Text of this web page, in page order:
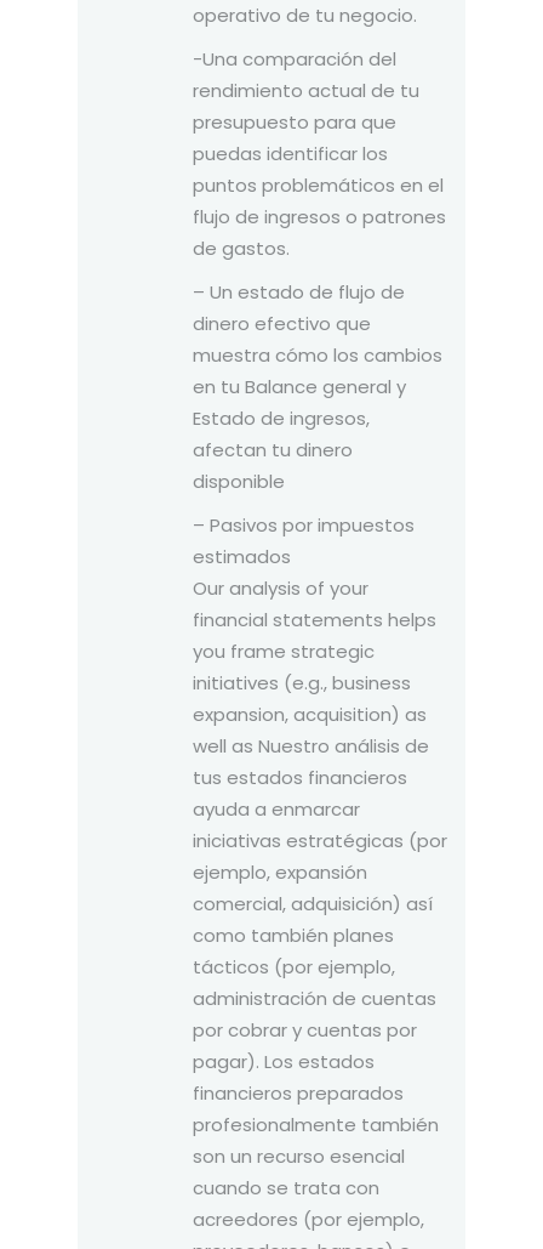
operativo de tu negocio.
-Una comparación del
rendimiento actual de tu
presupuesto para que
puedas identificar los
puntos problemáticos en el
flujo de ingresos o patrones
de gastos.
– Un estado de flujo de
dinero efectivo que
muestra cómo los cambios
en tu Balance general y
Estado de ingresos,
afectan tu dinero
disponible
– Pasivos por impuestos
estimados
Our analysis of your
financial statements helps
you frame strategic
initiatives (e.g., business
expansion, acquisition) as
well as Nuestro análisis de
tus estados financieros
ayuda a enmarcar
iniciativas estratégicas (por
ejemplo, expansión
comercial, adquisición) así
como también planes
tácticos (por ejemplo,
administración de cuentas
por cobrar y cuentas por
pagar). Los estados
financieros preparados
profesionalmente también
son un recurso esencial
cuando se trata con
acreedores (por ejemplo,